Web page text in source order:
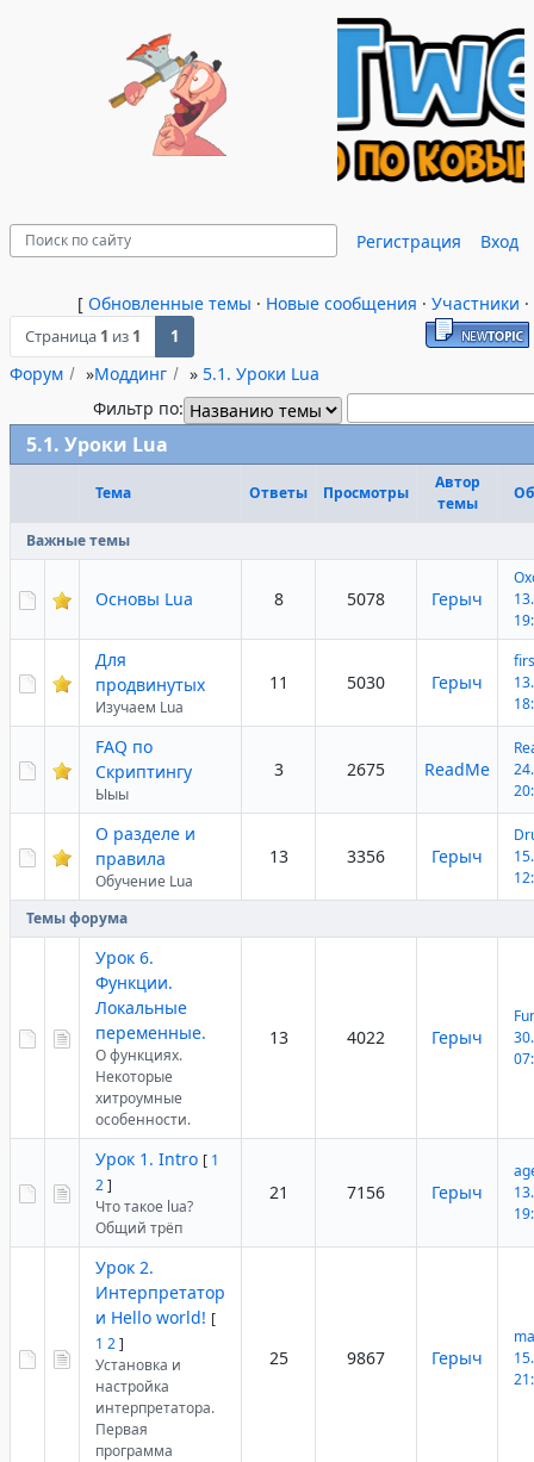
Регистрация Вход
[ Обновленные темы · Новые сообщения · Участники ·
Страница 1 из 1 1
Форум »Моддинг » 5.1. Уроки Lua
Фильтр по:
5.1. Уроки Lua
Тема Ответы Просмотры
Автор
темы
Важные темы
Основы Lua 8 5078 Герыч
Для
продвинутых
Изучаем Lua
11 5030 Герыч
FAQ по
Скриптингу
Ыыы
3 2675 ReadMe
О разделе и
правила
Обучение Lua
13 3356 Герыч
Темы форума
Урок 6.
Функции.
Локальные
переменные.
О функциях.
Некоторые
хитроумные
особенности.
13 4022 Герыч
Урок 1. Intro [ 1
2]
Что такое lua?
Общий трёп
21 7156 Герыч
Урок 2.
Интерпретатор
и Hello world! [
1 2]
Установка и
настройка
интерпретатора.
Первая
программа
25 9867 Герыч